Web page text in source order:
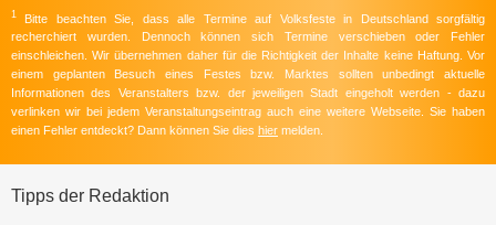
1
Bitte beachten Sie, dass alle Termine auf Volksfeste in Deutschland sorgfältig
recherchiert wurden. Dennoch können sich Termine verschieben oder Fehler
einschleichen. Wir übernehmen daher für die Richtigkeit der Inhalte keine Haftung. Vor
einem geplanten Besuch eines Festes bzw. Marktes sollten unbedingt aktuelle
Informationen des Veranstalters bzw. der jeweiligen Stadt eingeholt werden - dazu
verlinken wir bei jedem Veranstaltungseintrag auch eine weitere Webseite. Sie haben
einen Fehler entdeckt? Dann können Sie dies hier melden.
Tipps der Redaktion